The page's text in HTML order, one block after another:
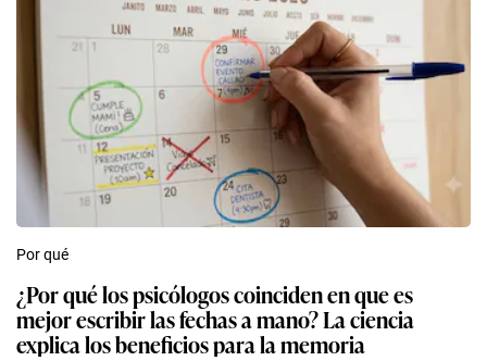
Por qué
¿Por qué los psicólogos coinciden en que es
mejor escribir las fechas a mano? La ciencia
explica los beneficios para la memoria